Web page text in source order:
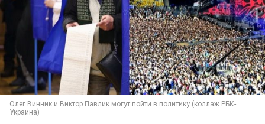
Олег Винник и Виктор Павлик могут пойти в политику (коллаж РБК-
Украина)